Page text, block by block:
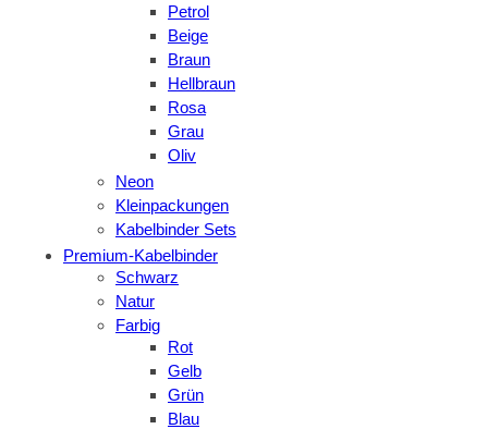
Petrol
Beige
Braun
Hellbraun
Rosa
Grau
Oliv
Neon
Kleinpackungen
Kabelbinder Sets
Premium-Kabelbinder
Schwarz
Natur
Farbig
Rot
Gelb
Grün
Blau